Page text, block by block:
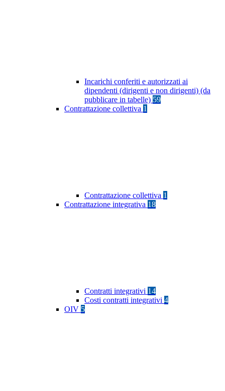
Incarichi conferiti e autorizzati ai
dipendenti (dirigenti e non dirigenti) (da
pubblicare in tabelle) 59
Contrattazione collettiva 1
Contrattazione collettiva 1
Contrattazione integrativa 18
Contratti integrativi 14
Costi contratti integrativi 4
OIV 5